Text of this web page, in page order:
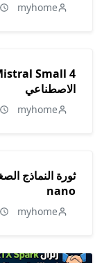
myhome
الاصطناعي
myhome
nano
myhome